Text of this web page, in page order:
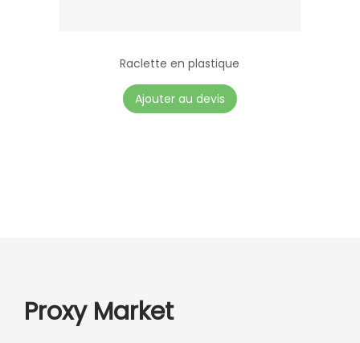
Raclette en plastique
Ajouter au devis
Proxy Market